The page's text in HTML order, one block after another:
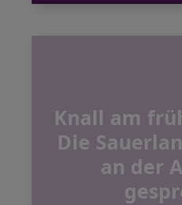
Knall am
Die
an der